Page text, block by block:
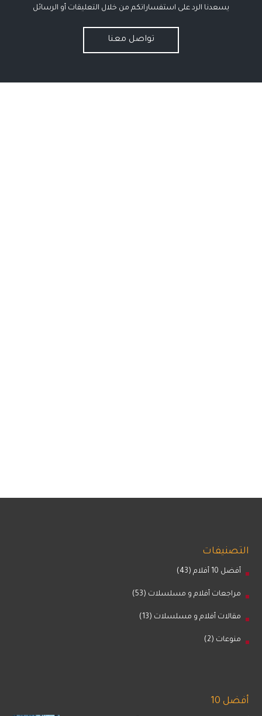
يسعدنا الرد على استفساراتكم من خلال التعليقات أو الرسائل
تواصل معنا
التصنيفات
أفضل 10 أفلام (43)
مراجعات أفلام و مسلسلات (53)
مقالات أفلام و مسلسلات (13)
منوعات (2)
أفضل 10